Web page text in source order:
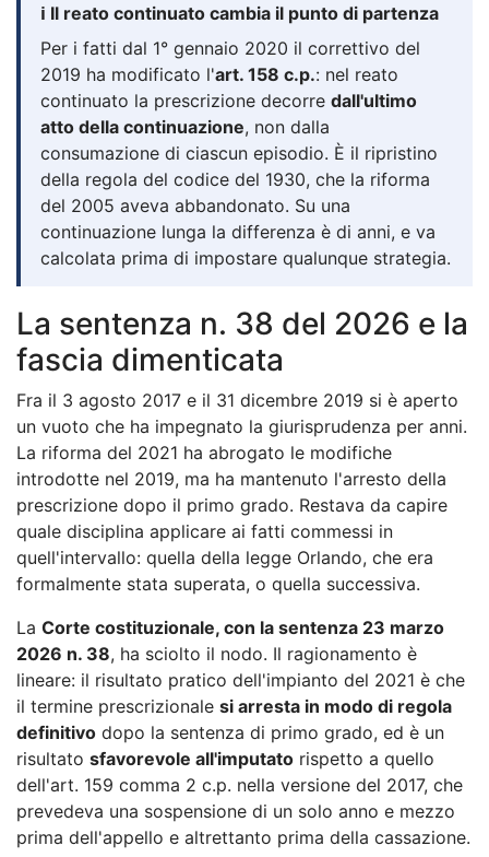
ℹ️ Il reato continuato cambia il punto di partenza
Per i fatti dal 1° gennaio 2020 il correttivo del
2019 ha modificato l'art. 158 c.p.: nel reato
continuato la prescrizione decorre dall'ultimo
atto della continuazione, non dalla
consumazione di ciascun episodio. È il ripristino
della regola del codice del 1930, che la riforma
del 2005 aveva abbandonato. Su una
continuazione lunga la differenza è di anni, e va
calcolata prima di impostare qualunque strategia.
La sentenza n. 38 del 2026 e la
fascia dimenticata
Fra il 3 agosto 2017 e il 31 dicembre 2019 si è aperto
un vuoto che ha impegnato la giurisprudenza per anni.
La riforma del 2021 ha abrogato le modifiche
introdotte nel 2019, ma ha mantenuto l'arresto della
prescrizione dopo il primo grado. Restava da capire
quale disciplina applicare ai fatti commessi in
quell'intervallo: quella della legge Orlando, che era
formalmente stata superata, o quella successiva.
La Corte costituzionale, con la sentenza 23 marzo
2026 n. 38, ha sciolto il nodo. Il ragionamento è
lineare: il risultato pratico dell'impianto del 2021 è che
il termine prescrizionale si arresta in modo di regola
definitivo dopo la sentenza di primo grado, ed è un
risultato sfavorevole all'imputato rispetto a quello
dell'art. 159 comma 2 c.p. nella versione del 2017, che
prevedeva una sospensione di un solo anno e mezzo
prima dell'appello e altrettanto prima della cassazione.